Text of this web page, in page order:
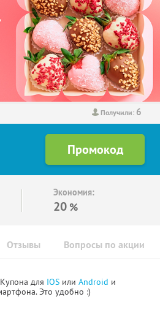
Получили: 6
Экономия:
20 %
Отзывы Вопросы по акции
для IOS или Android и
Это удобно :)